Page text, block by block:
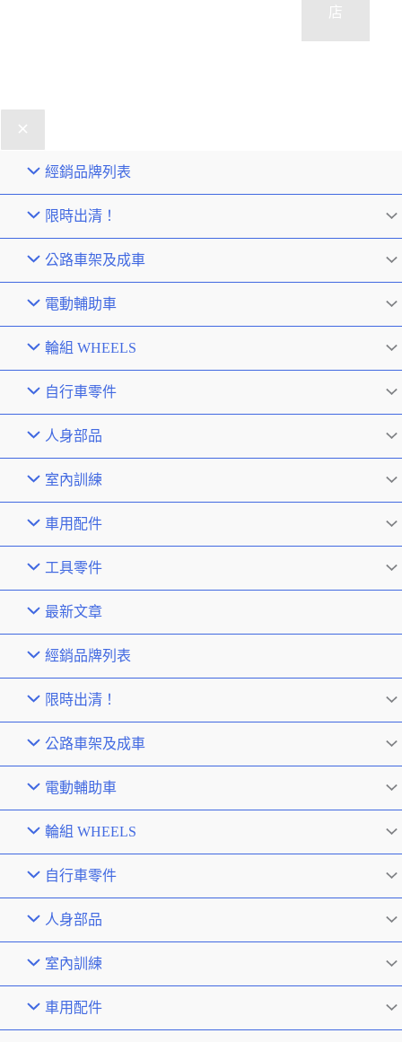
店
經銷品牌列表
限時出清！
公路車架及成車
電動輔助車
輪組 WHEELS
自行車零件
人身部品
室內訓練
車用配件
工具零件
最新文章
經銷品牌列表
限時出清！
公路車架及成車
電動輔助車
輪組 WHEELS
自行車零件
人身部品
室內訓練
車用配件